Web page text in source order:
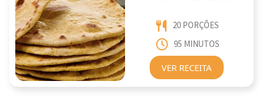
20 PORÇÕES
95 MINUTOS
VER RECEITA